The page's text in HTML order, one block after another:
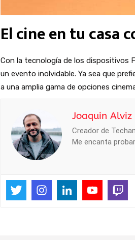
El cine en tu casa
Con la tecnología de los dispositivos
un evento inolvidable. Ya sea que
a una amplia gama de opciones
Joaquin Alviz
Creador de
Me encanta